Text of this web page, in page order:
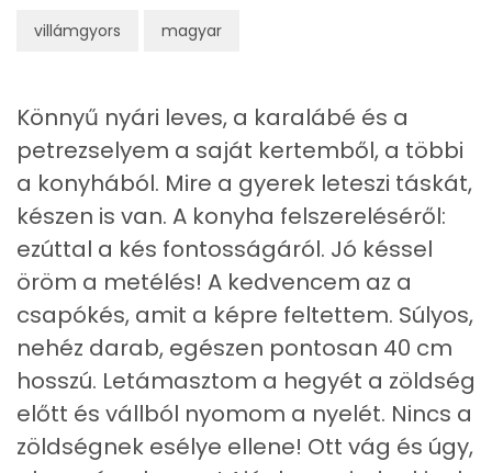
villámgyors magyar
Összesen
Zsír
Összesen
10.2 g
Telített zsírsav
5 g
Egyszeresen telítetlen zsírsav:
1 g
Többszörösen telítetlen zsírsav
0 g
Koleszterin
11 mg
Ásványi anyagok
Könnyű nyári leves, a karalábé és a
petrezselyem a saját kertemből, a többi
a konyhából. Mire a gyerek leteszi táskát,
készen is van. A konyha felszereléséről:
ezúttal a kés fontosságáról. Jó késsel
öröm a metélés! A kedvencem az a
csapókés, amit a képre feltettem. Súlyos,
nehéz darab, egészen pontosan 40 cm
hosszú. Letámasztom a hegyét a zöldség
előtt és vállból nyomom a nyelét. Nincs a
zöldségnek esélye ellene! Ott vág és úgy,